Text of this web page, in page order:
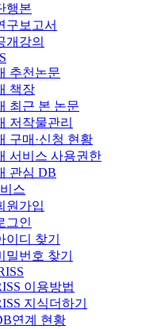
행본
구보고서
개강의
추천논문
책장
최근 본 논문
저작물관리
구매·신청 현황
서비스 사용권한
관심 DB
스
원가입
그인
이디 찾기
밀번호 찾기
이용방법
지식더하기
연계 현황